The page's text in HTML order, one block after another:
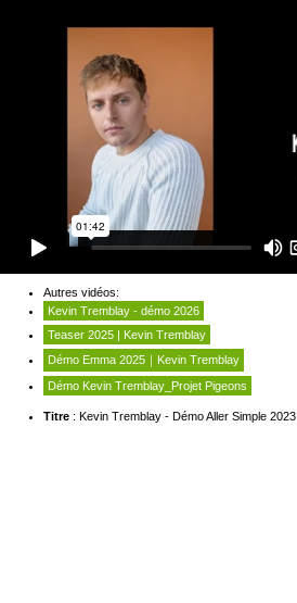
Autres vidéos:
Kevin Tremblay - démo 2026
Teaser 2025 | Kevin Tremblay
Démo Emma 2025｜Kevin Tremblay
Démo Kevin Tremblay_Projet Pigeons
Titre : Kevin Tremblay - Démo Aller Simple 2023